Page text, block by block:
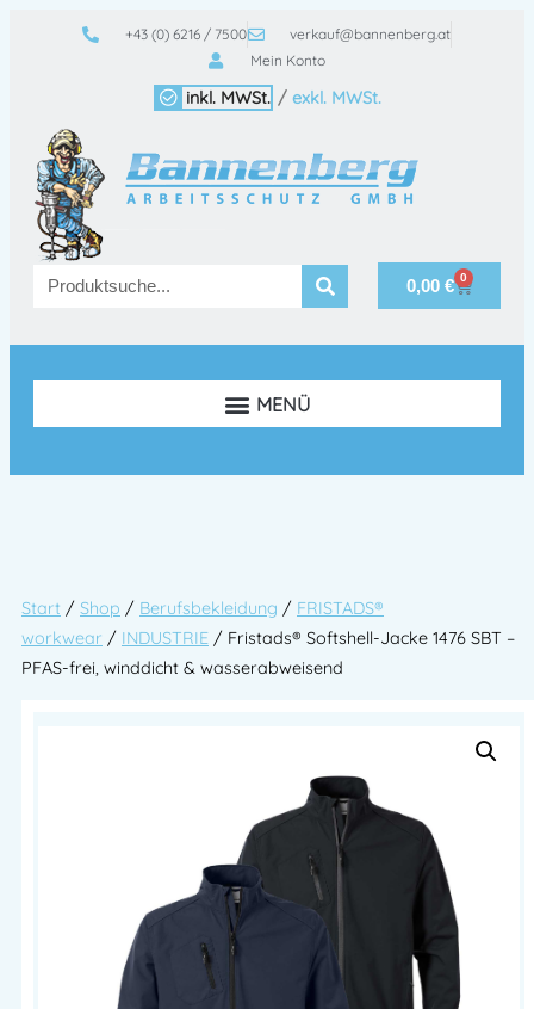
+43 (0) 6216 / 7500
verkauf@bannenberg.at
Mein Konto
inkl. MWSt. / exkl. MWSt.
0,00 € 0
Start / Shop / Berufsbekleidung / FRISTADS®
workwear / INDUSTRIE / Fristads® Softshell-Jacke 1476 SBT –
PFAS-frei, winddicht & wasserabweisend